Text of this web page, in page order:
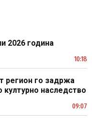
2026 година
10:18
регион го задржа
културно наследство
09:07